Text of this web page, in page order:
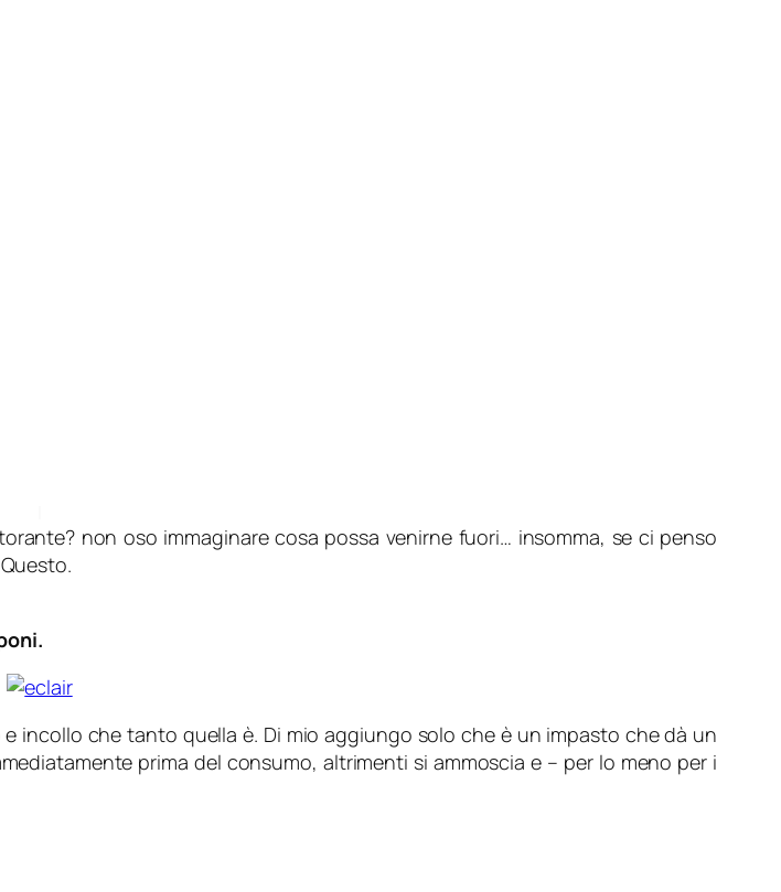
non oso immaginare cosa possa venirne fuori… insomma, se ci penso
incollo che tanto quella è. Di mio aggiungo solo che è un impasto che dà un
prima del consumo, altrimenti si ammoscia e – per lo meno per i